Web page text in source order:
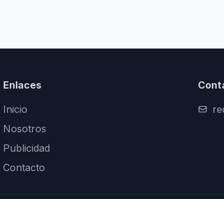
Enlaces
Inicio
Nosotros
Publicidad
Contacto